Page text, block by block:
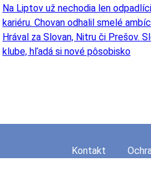
Na Liptov už nechodia len
kariéru. Chovan odhalil smelé
Hrával za Slovan, Nitru či Prešov.
klube, hľadá si nové pôsobisko
Kontakt